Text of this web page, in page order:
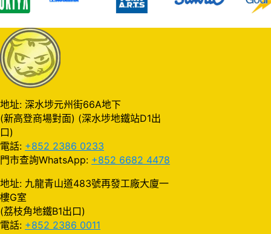
地址: 深水埗元州街66A地下
(新高登商場對面) (深水埗地鐵站D1出
口)
電話: +852 2386 0233
門市查詢WhatsApp: +852 6682 4478
地址: 九龍青山道483號再發工廠大廈一
樓G室
(荔枝角地鐵B1出口)
電話: +852 2386 0011